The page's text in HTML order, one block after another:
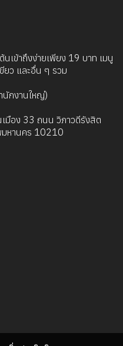
เข้าถึงง่ายเพียง 19 บาท เมนู
ยว และอื่น ๆ รวม
นักงานใหญ่)
มือง 33 ถนน วิภาวดีรังสิต
มหานคร 10210